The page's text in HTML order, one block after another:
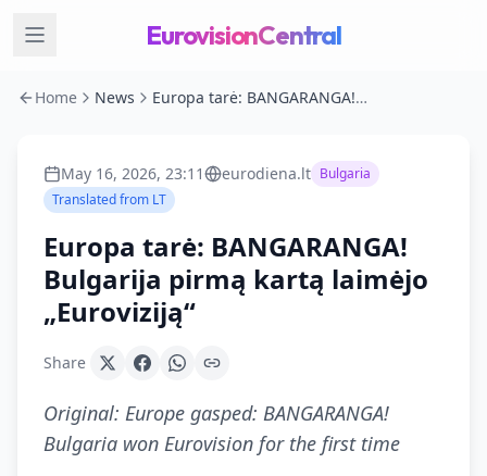
EurovisionCentral
Home News Europa tarė: BANGARANGA! Bulgarija pirmą kartą laimėjo „Euroviziją“
May 16, 2026, 23:11 eurodiena.lt Bulgaria
Translated from LT
Europa tarė: BANGARANGA!
Bulgarija pirmą kartą laimėjo
„Euroviziją“
Share
Original: Europe gasped: BANGARANGA!
Bulgaria won Eurovision for the first time